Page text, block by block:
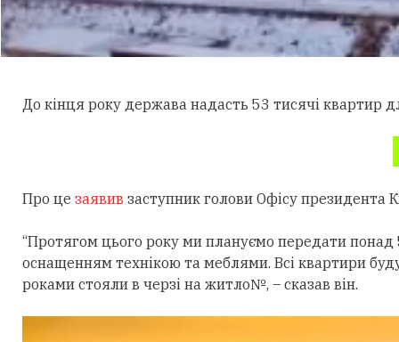
До кінця року держава надасть 53 тисячі квартир
Про це заявив заступник голови Офісу президента
“Протягом цього року ми плануємо передати
оснащенням технікою та меблями. Всі квартири
роками стояли в черзі на житло№, – сказав він.